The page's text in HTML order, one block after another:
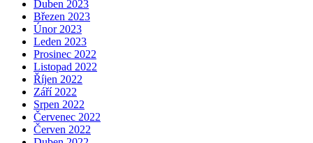
Duben 2023
Březen 2023
Únor 2023
Leden 2023
Prosinec 2022
Listopad 2022
Říjen 2022
Září 2022
Srpen 2022
Červenec 2022
Červen 2022